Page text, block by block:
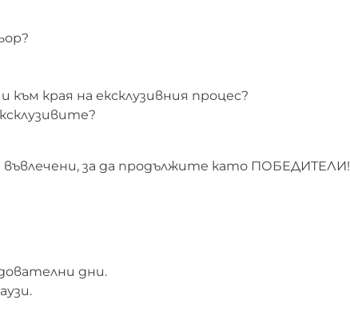
края на ексклузивния процес?
за да продължите като ПОБЕДИТЕЛИ!
дни.